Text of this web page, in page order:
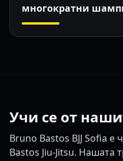
многократни
Учи се от
Bruno Bastos BJJ Sofia е
Bastos Jiu-Jitsu. Нашата